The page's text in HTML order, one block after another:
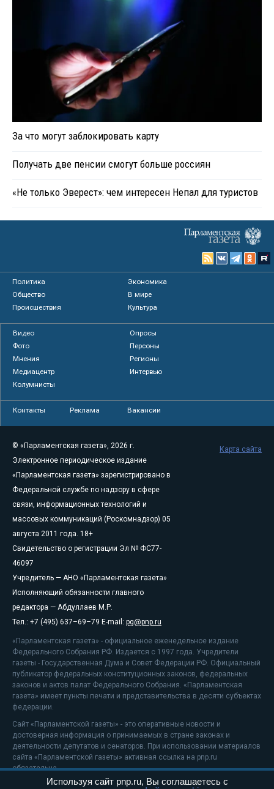
За что могут заблокировать карту
Получать две пенсии смогут больше россиян
«Не только Эверест»: чем интересен Непал для туристов
Политика
Экономика
Общество
В мире
Происшествия
Культура
Видео
Опросы
Фото
Персоны
Мнения
Регионы
Медиацентр
Интервью
Колумнисты
Контакты Реклама Вакансии
© «Парламентская газета», 2026 г.
Электронное периодическое издание
«Парламентская газета» зарегистрировано в
Федеральной службе по надзору в сфере
связи, информационных технологий и
массовых коммуникаций (Роскомнадзор) 05
августа 2011 года. 18+
Свидетельство о регистрации Эл № ФС77-
46097
Учредитель — АНО «Парламентская газета»
Исполняющий обязанности главного
редактора — Абдуллаев М.Р.
Тел.: +7 (495) 637–69–79 E-mail: pg@pnp.ru
«Парламентская газета» - официальное еженедельное издание
Федерального Собрания РФ. Издается с 1997 года. Учредители
газеты - Государственная Дума и Совет Федерации РФ. Официальный
публикатор федеральных конституционных законов, федеральных
законов и актов палат Федерального Собрания. «Парламентская
газета» имеет пункты печати и представительства в десяти субъектах
федерации.
Сайт «Парламентской газеты» - это оперативные новости и
достоверная информация о принимаемых в стране законах и
деятельности депутатов и сенаторов. При использовании материалов
сайта «Парламентской газеты» активная ссылка на pnp.ru
обязательна.
На информационном ресурсе применяютсярекомендательные
Карта сайта
Используя сайт pnp.ru, Вы соглашаетесь с